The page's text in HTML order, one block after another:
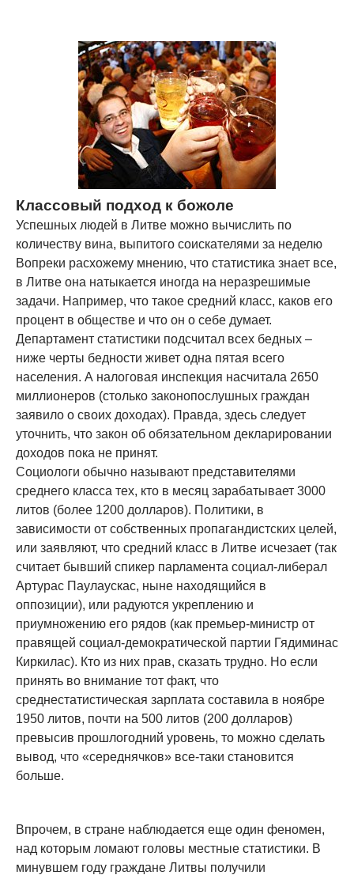
Классовый подход к божоле
Успешных людей в Литве можно вычислить по
количеству вина, выпитого соискателями за неделю
Вопреки расхожему мнению, что статистика знает все,
в Литве она натыкается иногда на неразрешимые
задачи. Например, что такое средний класс, каков его
процент в обществе и что он о себе думает.
Департамент статистики подсчитал всех бедных –
ниже черты бедности живет одна пятая всего
населения. А налоговая инспекция насчитала 2650
миллионеров (столько законопослушных граждан
заявило о своих доходах). Правда, здесь следует
уточнить, что закон об обязательном декларировании
доходов пока не принят.
Социологи обычно называют представителями
среднего класса тех, кто в месяц зарабатывает 3000
литов (более 1200 долларов). Политики, в
зависимости от собственных пропагандистских целей,
или заявляют, что средний класс в Литве исчезает (так
считает бывший спикер парламента социал-либерал
Артурас Паулаускас, ныне находящийся в
оппозиции), или радуются укреплению и
приумножению его рядов (как премьер-министр от
правящей социал-демократической партии Гядиминас
Киркилас). Кто из них прав, сказать трудно. Но если
принять во внимание тот факт, что
среднестатистическая зарплата составила в ноябре
1950 литов, почти на 500 литов (200 долларов)
превысив прошлогодний уровень, то можно сделать
вывод, что «середнячков» все-таки становится
больше.
Впрочем, в стране наблюдается еще один феномен,
над которым ломают головы местные статистики. В
минувшем году граждане Литвы получили